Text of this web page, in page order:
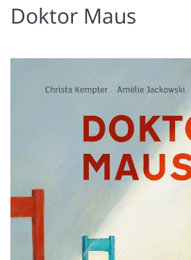
Doktor Maus